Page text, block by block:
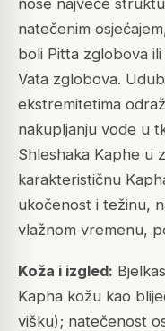
natečenim
boli Pitta zglobova
Vata zglobova.
ekstremitetima
nakupljanju vode u
Shleshaka Kaphe u
karakterističnu
ukočenost i težinu,
vlažnom vremenu,
Koža i izgled:
Kapha kožu kao
višku); natečenost